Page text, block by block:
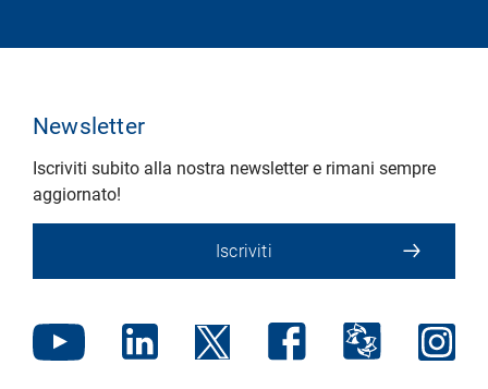
Newsletter
Iscriviti subito alla nostra newsletter e rimani sempre
aggiornato!
Iscriviti